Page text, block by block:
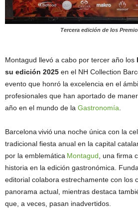
Tercera edición de los
Montagud llevó a cabo por tercer año los
su edición 2025 en el NH Collection
evento que honró la excelencia en el
profesionales que han aportado de
año en el mundo de la Gastronomía
Barcelona vivió una noche única con la
tradicional fiesta anual en la capital
por la emblemática Montagud , una firma
historia en la edición gastronómica.
editorial colabora estrechamente con los
panorama actual, mientras destaca
que, a veces, pasan inadvertidos.